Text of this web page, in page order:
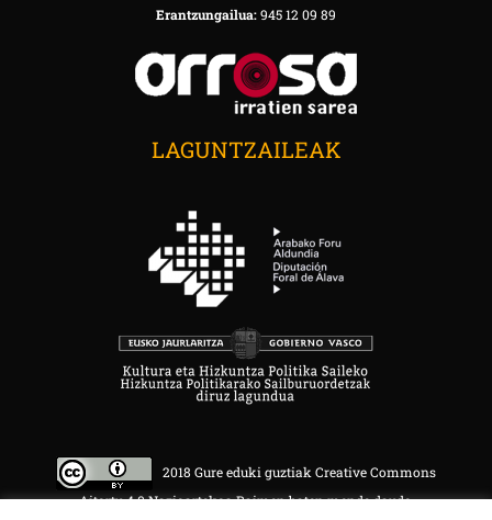
Erantzungailua:945 12 09 89
LAGUNTZAILEAK
2018 Gure eduki guztiak Creative Commons
Aitortu 4.0 Nazioartekoa Baimen baten mende daude.